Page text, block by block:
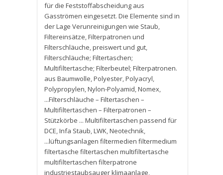
für die Feststoffabscheidung aus
Gasströmen eingesetzt. Die Elemente sind in
der Lage Verunreinigungen wie Staub,
Filtereinsätze,Filterpatronen und
Filterschläuche,preiswert und gut,
Filterschläuche; Filtertaschen;
Multifiltertasche; Filterbeutel; Filterpatronen.
aus Baumwolle,Polyester,Polyacryl,
Polypropylen,Nylon-Polyamid,Nomex,
...Filterschläuche – Filtertaschen –
Multifiltertaschen – Filterpatronen –
Stützkörbe ... Multifiltertaschen passend für
DCE,Infa Staub,LWK,Neotechnik,
...lüftungsanlagen filtermedien filtermedium
filtertasche filtertaschen multifiltertasche
multifiltertaschen filterpatrone
industriestaubsauger klimaanlage,